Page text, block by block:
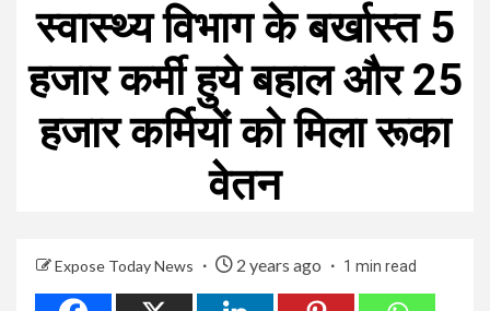
स्वास्थ्य विभाग के बर्खास्त 5
हजार कर्मी हुये बहाल और 25
हजार कर्मियों को मिला रूका
वेतन
Expose Today News 2 years ago 1 min read